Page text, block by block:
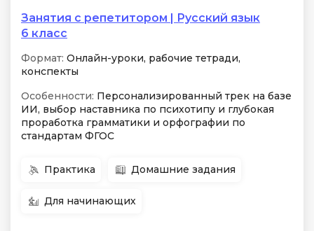
Занятия с репетитором | Русский язык
6 класс
Формат: Онлайн-уроки, рабочие тетради,
конспекты
Особенности: Персонализированный трек на базе
ИИ, выбор наставника по психотипу и глубокая
проработка грамматики и орфографии по
стандартам ФГОС
Практика Домашние задания
Для начинающих